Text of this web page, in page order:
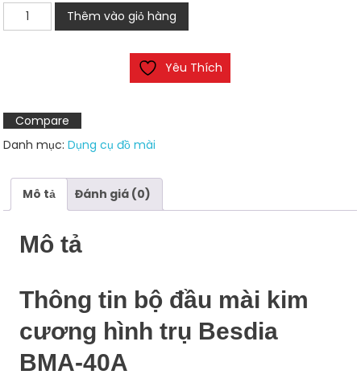
mài
trụ
Besdia
BMA-
lượng
Thêm vào giỏ hàng
Yêu Thích
Compare
Danh mục:Dụng cụ đồ mài
Mô tả Đánh giá (0)
Mô tả
Thông tin bộ đầu mài kim
cương hình trụ Besdia
BMA-40A